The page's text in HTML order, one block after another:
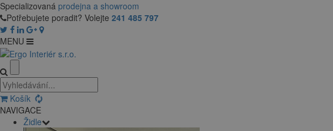
Specializovaná prodejna a showroom
Potřebujete poradit? Volejte 241 485 797
MENU
Košík
NAVIGACE
Židle